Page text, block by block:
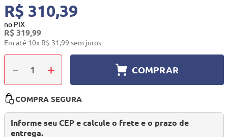
R$ 310,39
no PIX
R$319,99
Em até 10x R$ 31,99 sem juros
＋
－ COMPRAR
COMPRA SEGURA
Informe seu CEP e calcule o frete e o prazo de
entrega.
10º quadriciclo